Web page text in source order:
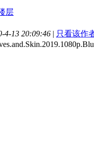
4-13 20:09:46 | 只看该作